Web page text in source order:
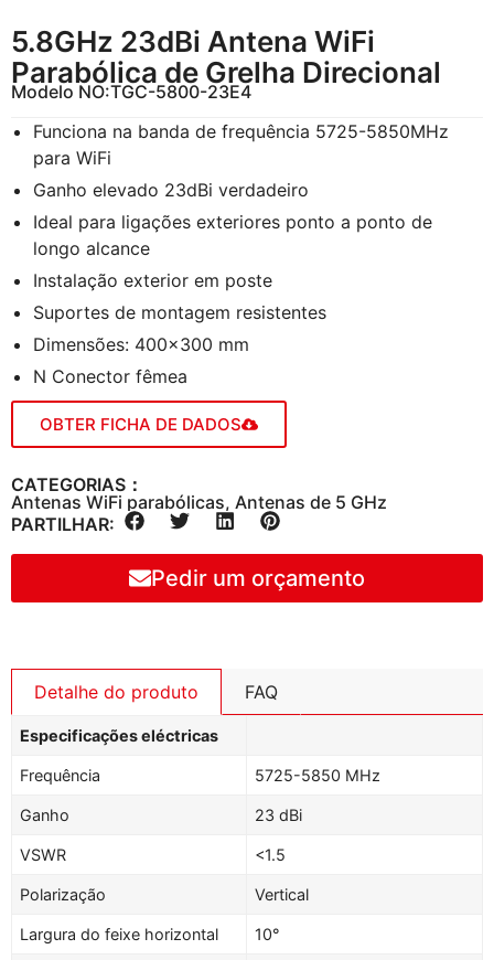
5.8GHz 23dBi Antena WiFi
Parabólica de Grelha Direcional
Modelo NO:TGC-5800-23E4
Funciona na banda de frequência 5725-5850MHz
para WiFi
Ganho elevado 23dBi verdadeiro
Ideal para ligações exteriores ponto a ponto de
longo alcance
Instalação exterior em poste
Suportes de montagem resistentes
Dimensões: 400×300 mm
N Conector fêmea
OBTER FICHA DE DADOS
CATEGORIAS：
Antenas WiFi parabólicas, Antenas de 5 GHz
PARTILHAR:
Pedir um orçamento
Detalhe do produto FAQ
Especificações eléctricas
Frequência 5725-5850 MHz
Ganho 23 dBi
VSWR <1.5
Polarização Vertical
Largura do feixe horizontal 10°